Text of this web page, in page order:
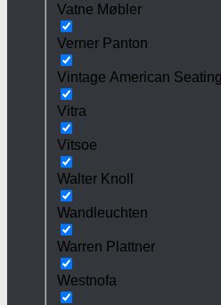
Vatne Møbler
Verner Panton
Vintage American
Vitra
Vitsoe
Walter Knoll
Wandleuchten
Warren Plattner
Westnofa